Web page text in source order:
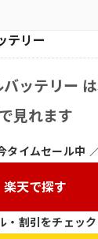
テリー
ッテリー
で見れます
タイムセール中
楽天で探す
・割引をチェッ